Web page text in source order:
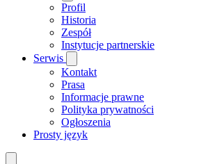
Profil
Historia
Zespół
Instytucje partnerskie
Serwis
Kontakt
Prasa
Informacje prawne
Polityka prywatności
Ogłoszenia
Prosty język